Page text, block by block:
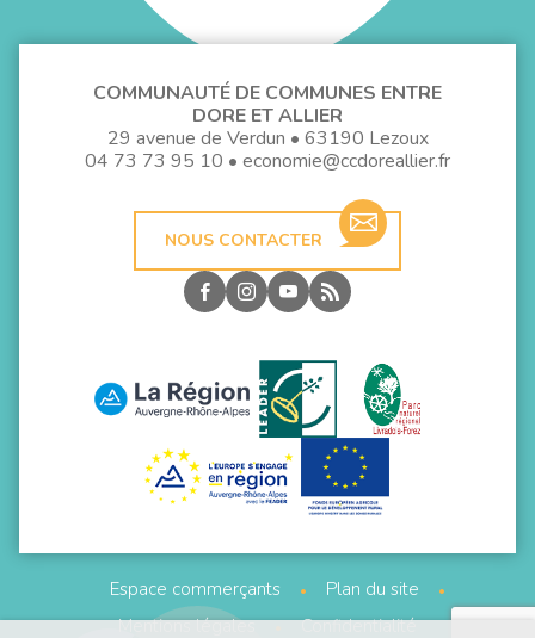
COMMUNAUTÉ DE COMMUNES ENTRE
DORE ET ALLIER
29 avenue de Verdun • 63190 Lezoux
04 73 73 95 10 • economie@ccdoreallier.fr
NOUS CONTACTER
Espace commerçants
Plan du site
Mentions légales
Confidentialité